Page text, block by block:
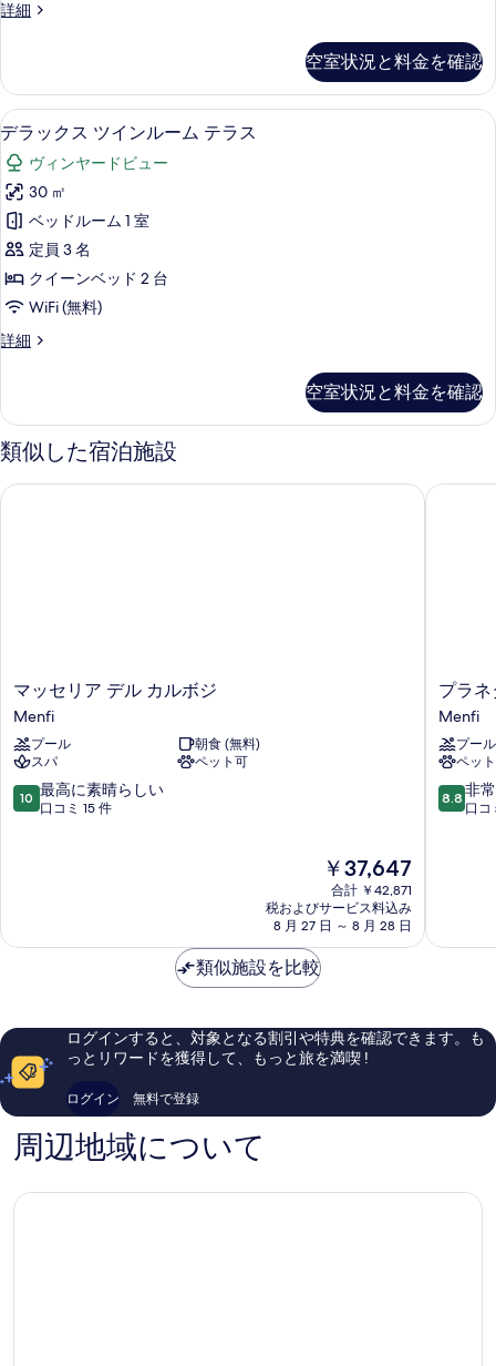
表
る
ト
ラ
ス
の
す
べ
て
の
写
真
を
す
る
詳細
ジ
ス
イ
ー
テ
ラ
ス
の
詳
細
空室状況と料金を確認
デ
ラ
ッ
ク
ス
ツ
イ
ン
ル
ム
テ
ラ
ス
真
を
表
示
す
デラックス ツインルーム テラス | 高
5
デラックス ツインルーム テラス
ヴィンヤードビュー
30 ㎡
ベッドルーム 1 室
定員 3 名
クイーンベッド 2 台
WiFi (無料)
詳細
デ
ス
ツ
イ
ル
空室状況と料金を確認
類似した宿泊施設
マ
ッ
セ
リ
ア
デ
ル
マッセリア デル カルボジ
Menfi
プール
朝食 (無料)
スパ
ペット可
10
段
素
い、
コ
ミ
件
の
コ
10 最高に素晴らしい
口コミ 15 件
現
在
の
料
金
￥37,647
合計 ￥42,871
税およびサービス料込み
8 月 27 日 ～ 8 月 28 日
マッセリア デル カルボジ
プ
ラ
ネ
タ
カ
ン
ト
ビ
ラ
ブ
プラ
Menfi
プール
ペッ
10
段
良
ミ
8
8.8 非
口コ
プラネ
類似施設を比較
ログインすると、対象となる割引や特典を確認できます。も
っとリワードを獲得して、もっと旅を満喫 !
ログイン 無料で登録
周辺地域について